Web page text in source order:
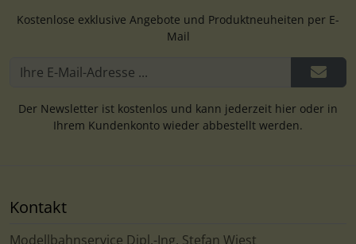
Kostenlose exklusive Angebote und Produktneuheiten per E-
Mail
Der Newsletter ist kostenlos und kann jederzeit hier oder in
Ihrem Kundenkonto wieder abbestellt werden.
Kontakt
Modellbahnservice Dipl.-Ing. Stefan Wiest